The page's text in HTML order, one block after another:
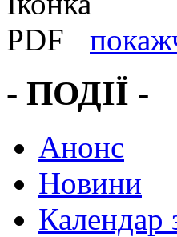
- ПОДІЇ -
Анонс
Новини
Календар